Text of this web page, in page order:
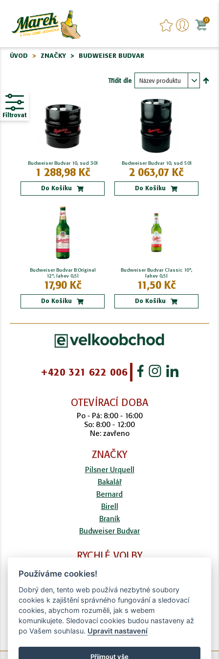
0
ÚVOD ZNAČKY BUDWEISER BUDVAR
Třídit dle
Budweiser Budvar 10, sud 30l
1 288,98 Kč
Do Košíku
Budweiser Budvar 10, sud 50l
2 063,07 Kč
Do Košíku
Budweiser Budvar B:Original
12°, lahev 0,5l
17,90 Kč
Do Košíku
Budweiser Budvar Classic 10°,
lahev 0,5l
11,50 Kč
Do Košíku
Filtrovat
+420 321 622 006
OTEVÍRACÍ DOBA
Po - Pá: 8:00 - 16:00
So: 8:00 - 12:00
Ne: zavřeno
ZNAČKY
Pilsner Urquell
Bakalář
Bernard
Birell
Braník
Budweiser Budvar
RYCHLÉ VOLBY
Doprava
Obchodní podmínky
Zpracování osobních údajů
Používáme cookies!
Dobrý den, tento web používá nezbytné soubory
cookies k zajištění správného fungování a sledovací
cookies, abychom rozuměli, jak s webem
komunikujete. Sledovací cookies budou nastaveny až
po Vašem souhlasu. Upravit nastavení
Přijmout vše